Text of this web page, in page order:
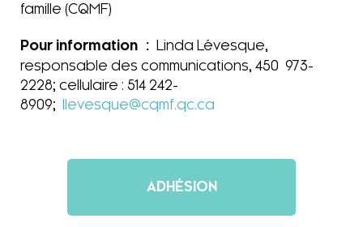
famille (CQMF)
Pour information : Linda Lévesque,
responsable des communications, 450 973-
2228; cellulaire : 514 242-
8909;
llevesque@cqmf.qc.ca
ADHÉSION